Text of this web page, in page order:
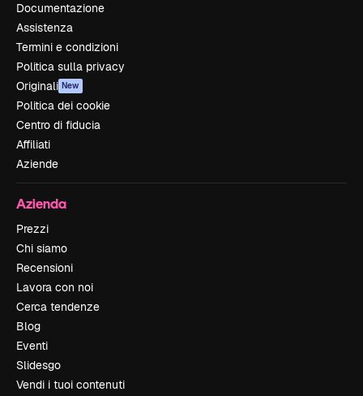
Documentazione
Assistenza
Termini e condizioni
Politica sulla privacy
Originali New
Politica dei cookie
Centro di fiducia
Affiliati
Aziende
Azienda
Prezzi
Chi siamo
Recensioni
Lavora con noi
Cerca tendenze
Blog
Eventi
Slidesgo
Vendi i tuoi contenuti